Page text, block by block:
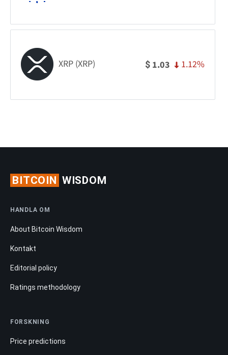
XRP (XRP) $ 1.03 1.12%
BITCOIN WISDOM
HANDLA OM
About Bitcoin Wisdom
Kontakt
Editorial policy
Ratings methodology
FORSKNING
Price predictions